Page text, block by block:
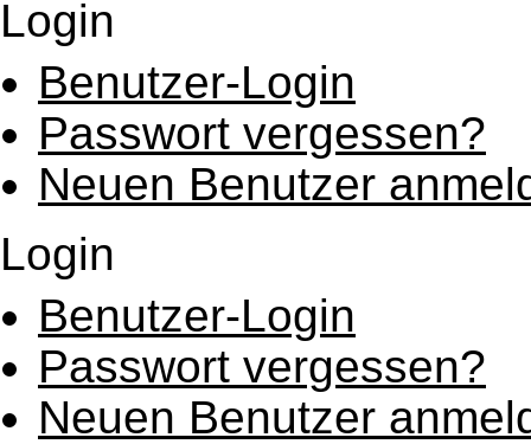
Login
Benutzer-Login
Passwort vergessen?
Neuen Benutzer
Login
Benutzer-Login
Passwort vergessen?
Neuen Benutzer